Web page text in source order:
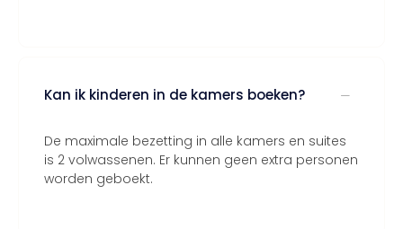
Kan ik kinderen in de kamers boeken?
De maximale bezetting in alle kamers en suites
is 2 volwassenen. Er kunnen geen extra personen
worden geboekt.